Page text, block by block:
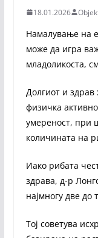
18.01.2026
Намалување на
може да игра
младоликоста,
Долгиот и
физичка
умереност, при
количината на
Иако рибата
здрава, д-р
најмногу две
Тој советува